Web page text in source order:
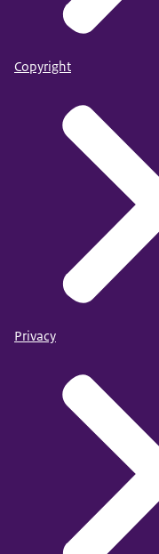
Copyright
Privacy